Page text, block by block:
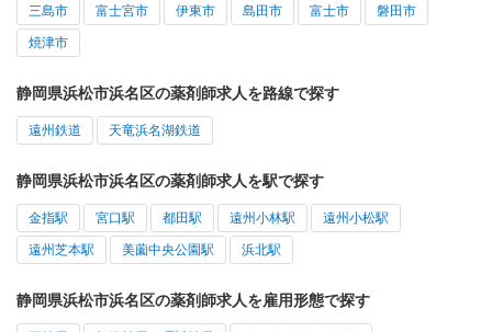
三島市 富士宮市 伊東市 島田市 富士市 磐田市
焼津市
静岡県浜松市浜名区の薬剤師求人を路線で探す
遠州鉄道 天竜浜名湖鉄道
静岡県浜松市浜名区の薬剤師求人を駅で探す
金指駅 宮口駅 都田駅 遠州小林駅 遠州小松駅
遠州芝本駅 美薗中央公園駅 浜北駅
静岡県浜松市浜名区の薬剤師求人を雇用形態で探す